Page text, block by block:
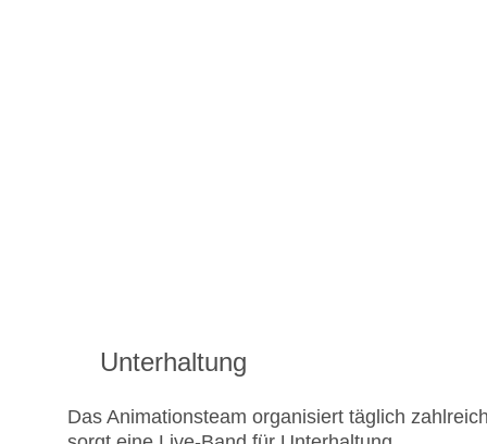
Unterhaltung
Das Animationsteam organisiert täglich